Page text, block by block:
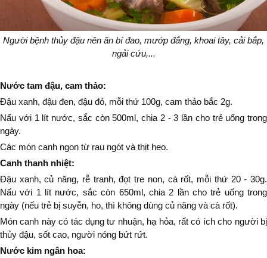
Người bệnh thủy đậu nên ăn bí đao, mướp đắng, khoai tây, cải bắp,
ngải cứu,...
Nước tam đậu, cam thảo:
Đậu xanh, đậu đen, đậu đỏ, mỗi thứ 100g, cam thảo bắc 2g.
Nấu với 1 lít nước, sắc còn 500ml, chia 2 - 3 lần cho trẻ uống trong
ngày.
Các món canh ngon từ rau ngót và thịt heo.
Canh thanh nhiệt:
Đậu xanh, củ năng, rễ tranh, đọt tre non, cà rốt, mỗi thứ 20 - 30g.
Nấu với 1 lít nước, sắc còn 650ml, chia 2 lần cho trẻ uống trong
ngày (nếu trẻ bị suyễn, ho, thì không dùng củ năng và cà rốt).
Món canh này có tác dụng tư nhuận, hạ hỏa, rất có ích cho người bị
thủy đậu, sốt cao, người nóng bứt rứt.
Nước kim ngân hoa: